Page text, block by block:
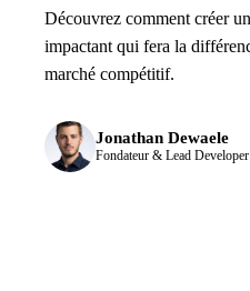
Découvrez comment créer
impactant qui fera la
marché compétitif.
Jonathan Dewaele
Fondateur & Lead Developer